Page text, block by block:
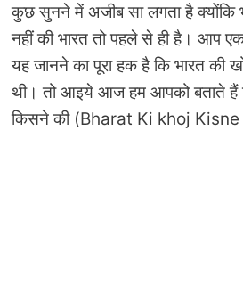
कुछ सुनने में अजीब सा लगता है क्‍योंकि
नहीं की भारत तो पहले से ही है। आप
यह जानने का पूरा हक है कि भारत
थी। तो आइये आज हम आपको बताते हैं
किसने की (Bharat Ki khoj Kisne